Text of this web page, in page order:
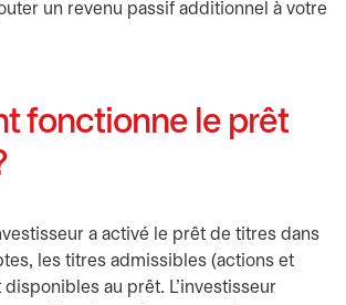
un revenu passif additionnel à votre
fonctionne le prêt
a activé le prêt de titres dans
les titres admissibles (actions et
disponibles au prêt. L’investisseur